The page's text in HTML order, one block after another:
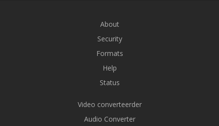
About
Security
Formats
Help
Status
Video converteerder
Audio Converter